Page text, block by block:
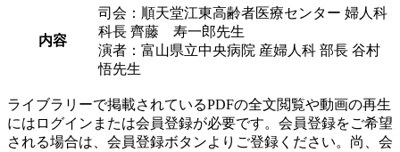
内容
司会：順天堂江東高齢者医療センター 婦人科
科長 齊藤 寿一郎先生
演者：富山県立中央病院 産婦人科 部長 谷村
悟先生
ライブラリーで掲載されているPDFの全文閲覧や動画の再生
にはログインまたは会員登録が必要です。会員登録をご希望
される場合は、会員登録ボタンよりご登録ください。尚、会